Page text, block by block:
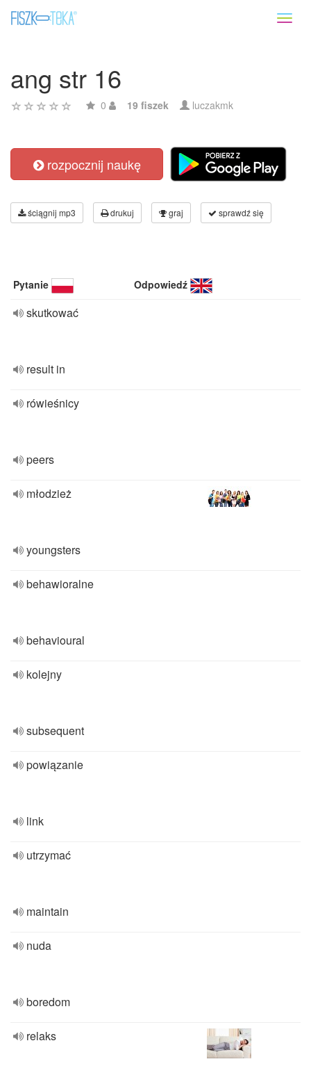
ang str 16
0 19 fiszek luczakmk
rozpocznij naukę
ściągnij mp3 drukuj graj sprawdź się
Pytanie Odpowiedź
skutkować
result in
rówieśnicy
peers
młodzież
youngsters
behawioralne
behavioural
kolejny
subsequent
powiązanie
link
utrzymać
maintain
nuda
boredom
relaks